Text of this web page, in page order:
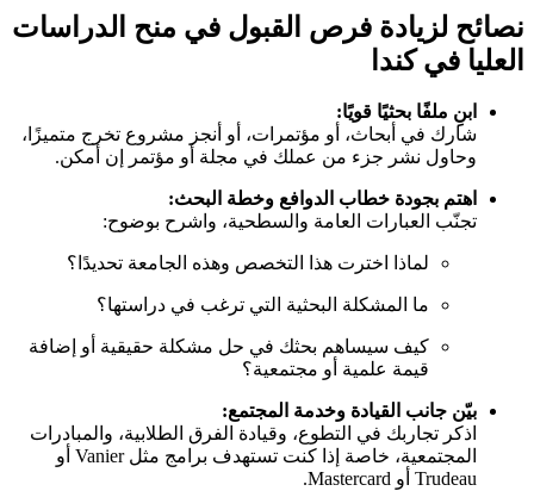
نصائح لزيادة فرص القبول في منح الدراسات
العليا في كندا
ابنِ ملفًا بحثيًا قويًا:
شارك في أبحاث، أو مؤتمرات، أو أنجز مشروع تخرج متميزًا،
وحاول نشر جزء من عملك في مجلة أو مؤتمر إن أمكن.
اهتم بجودة خطاب الدوافع وخطة البحث:
تجنّب العبارات العامة والسطحية، واشرح بوضوح:
لماذا اخترت هذا التخصص وهذه الجامعة تحديدًا؟
ما المشكلة البحثية التي ترغب في دراستها؟
كيف سيساهم بحثك في حل مشكلة حقيقية أو إضافة
قيمة علمية أو مجتمعية؟
بيّن جانب القيادة وخدمة المجتمع:
اذكر تجاربك في التطوع، وقيادة الفرق الطلابية، والمبادرات
المجتمعية، خاصة إذا كنت تستهدف برامج مثل Vanier أو
Trudeau أو Mastercard.